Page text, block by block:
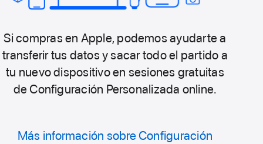
Si compras en Apple, podemos ayudarte a
transferir tus datos y sacar todo el partido a
tu nuevo dispositivo en sesiones gratuitas
de Configuración Personalizada online.
Más información sobre Configuración